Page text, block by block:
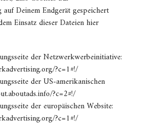
auf Deinem Endgerät gespeichert
Einsatz dieser Dateien hier
der Netzwerkwerbeinitiative:
?c=1#!/
der US-amerikanischen
?c=2#!/
der europäischen Website:
?c=1#!/